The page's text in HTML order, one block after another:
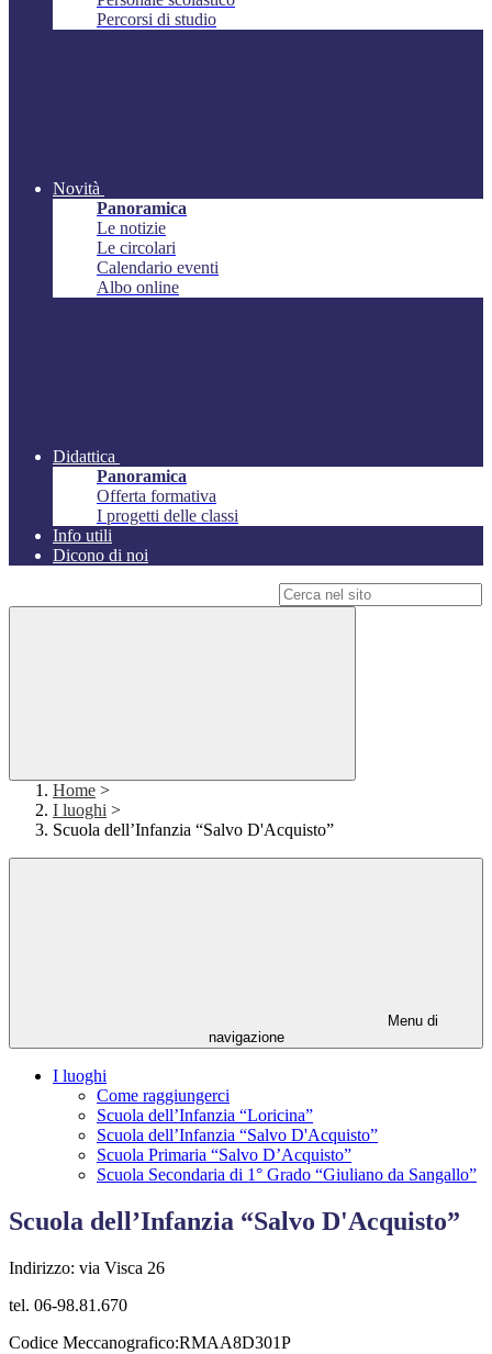
Percorsi di studio
Novità
Panoramica
Le notizie
Le circolari
Calendario eventi
Albo online
Didattica
Panoramica
Offerta formativa
I progetti delle classi
Info utili
Dicono di noi
Home >
I luoghi >
Scuola dell’Infanzia “Salvo D'Acquisto”
Menu di
navigazione
I luoghi
Come raggiungerci
Scuola dell’Infanzia “Loricina”
Scuola dell’Infanzia “Salvo D'Acquisto”
Scuola Primaria “Salvo D’Acquisto”
Scuola Secondaria di 1° Grado “Giuliano da Sangallo”
Scuola dell’Infanzia “Salvo D'Acquisto”
Indirizzo: via Visca 26
tel. 06-98.81.670
Codice Meccanografico:RMAA8D301P